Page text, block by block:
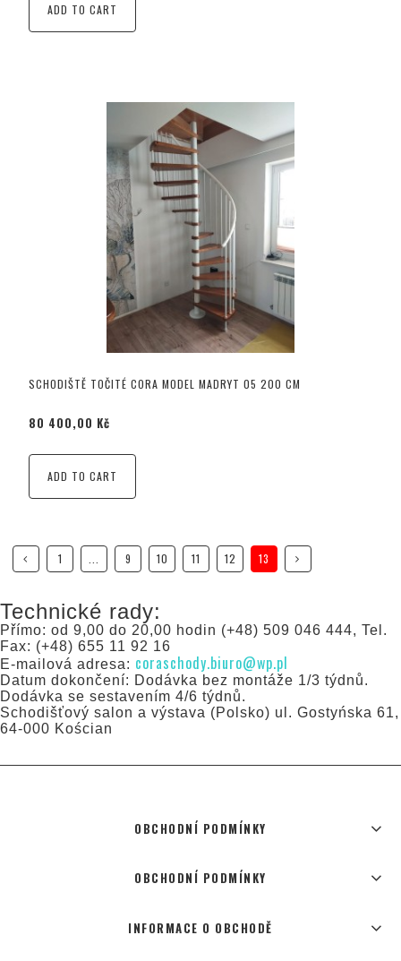
ADD TO CART
SCHODIŠTĚ TOČITÉ CORA MODEL MADRYT 05 200 CM
80 400,00 Kč
ADD TO CART
1 9 10 11 12 13
Technické rady:
Přímo: od 9,00 do 20,00 hodin (+48) 509 046 444, Tel.
Fax: (+48) 655 11 92 16
E-mailová adresa: coraschody.biuro@wp.pl
Datum dokončení: Dodávka bez montáže 1/3 týdnů.
Dodávka se sestavením 4/6 týdnů.
Schodišťový salon a výstava (Polsko) ul. Gostyńska 61,
64-000 Kościan
OBCHODNÍ PODMÍNKY
OBCHODNÍ PODMÍNKY
INFORMACE O OBCHODĚ